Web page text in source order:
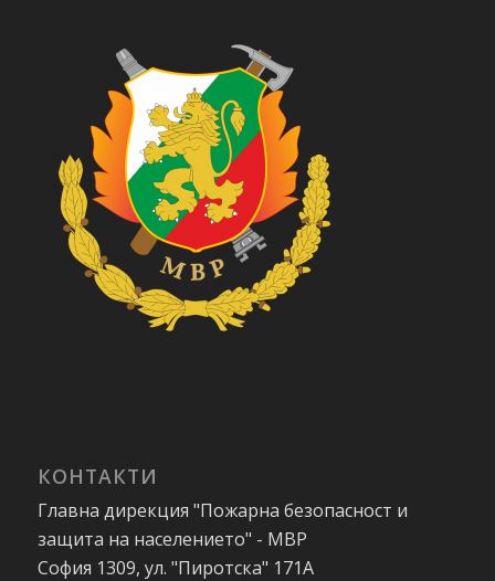
КОНТАКТИ
Главна дирекция "Пожарна безопасност и
защита на населението" - МВР
София 1309, ул. "Пиротска" 171А